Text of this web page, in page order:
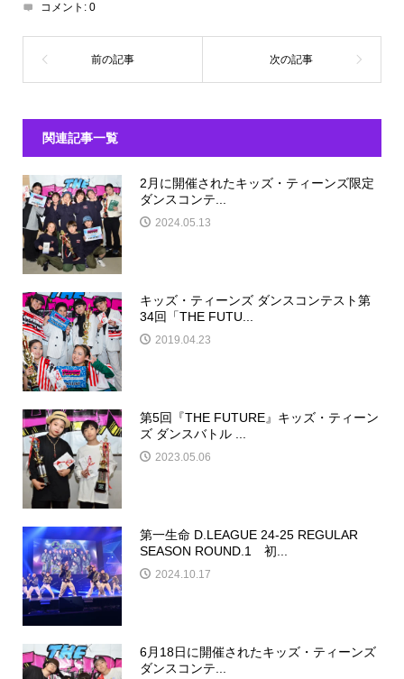
コメント: 0
関連記事一覧
2月に開催されたキッズ・ティーンズ限定
ダンスコンテ...
2024.05.13
キッズ・ティーンズ ダンスコンテスト第
34回「THE FUTU...
2019.04.23
第5回『THE FUTURE』キッズ・ティーン
ズ ダンスバトル ...
2023.05.06
第一生命 D.LEAGUE 24-25 REGULAR
SEASON ROUND.1 初...
2024.10.17
6月18日に開催されたキッズ・ティーンズ
ダンスコンテ...